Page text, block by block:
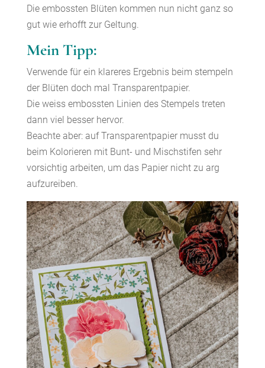
Die embossten Blüten kommen nun nicht ganz so
gut wie erhofft zur Geltung.
Mein Tipp:
Verwende für ein klareres Ergebnis beim stempeln
der Blüten doch mal Transparentpapier.
Die weiss embossten Linien des Stempels treten
dann viel besser hervor.
Beachte aber: auf Transparentpapier musst du
beim Kolorieren mit Bunt- und Mischstifen sehr
vorsichtig arbeiten, um das Papier nicht zu arg
aufzureiben.